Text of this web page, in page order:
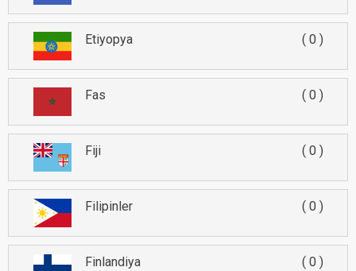
Etiyopya 0
Fas 0
Fiji 0
Filipinler 0
Finlandiya 0